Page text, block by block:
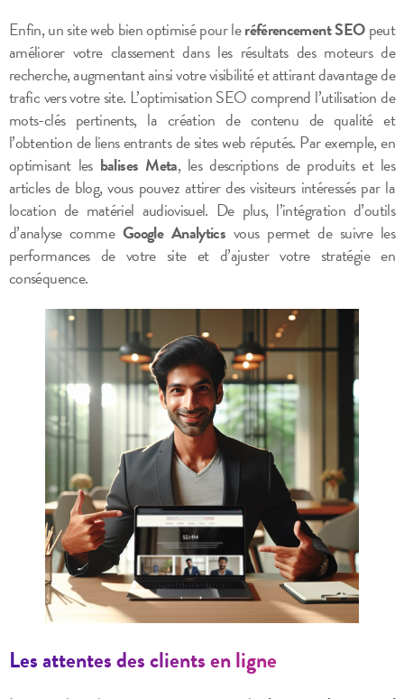
Enfin, un site web bien optimisé pour leréférencement SEOpeut
améliorer votre classement dans les résultats des moteurs de
recherche, augmentant ainsi votre visibilité et attirant davantage de
trafic vers votre site. L’optimisation SEO comprend l’utilisation de
mots-clés pertinents, la création de contenu de qualité et
l’obtention de liens entrants de sites web réputés. Par exemple, en
optimisant les balises Meta, les descriptions de produits et les
articles de blog, vous pouvez attirer des visiteurs intéressés par la
location de matériel audiovisuel. De plus, l’intégration d’outils
d’analyse comme Google Analytics vous permet de suivre les
performances de votre site et d’ajuster votre stratégie en
conséquence.
Les attentes des clients en ligne